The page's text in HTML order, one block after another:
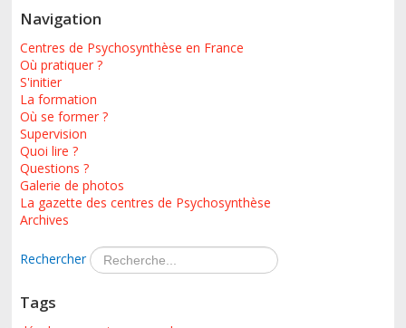
Navigation
Centres de Psychosynthèse en France
Où pratiquer ?
S'initier
La formation
Où se former ?
Supervision
Quoi lire ?
Questions ?
Galerie de photos
La gazette des centres de Psychosynthèse
Archives
Rechercher
Tags